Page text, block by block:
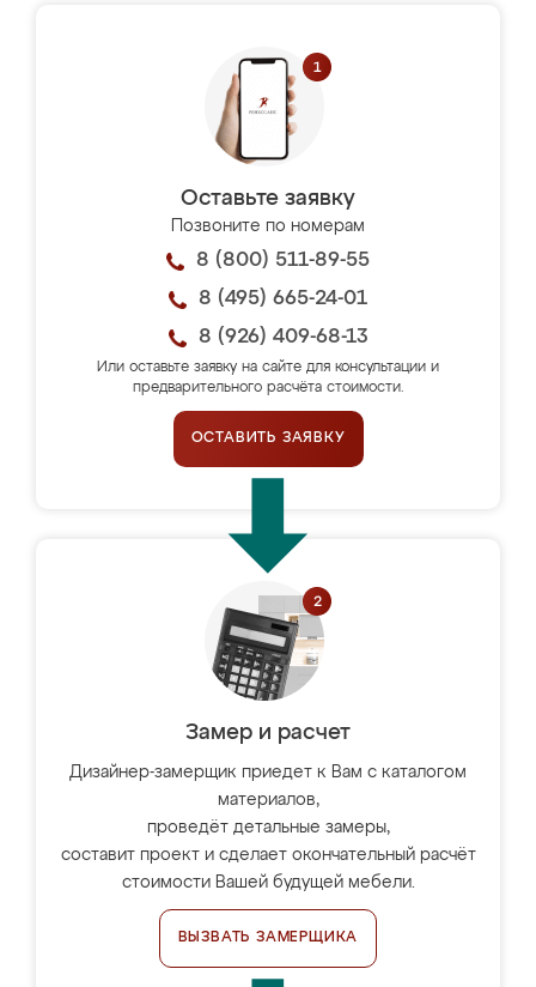
Оставьте заявку
Позвоните по номерам
8 (800) 511-89-55
8 (495) 665-24-01
8 (926) 409-68-13
Или оставьте заявку на сайте для консультации и
предварительного расчёта стоимости.
ОСТАВИТЬ ЗАЯВКУ
Замер и расчет
Дизайнер-замерщик приедет к Вам с каталогом
материалов,
проведёт детальные замеры,
составит проект и сделает окончательный расчёт
стоимости Вашей будущей мебели.
ВЫЗВАТЬ ЗАМЕРЩИКА